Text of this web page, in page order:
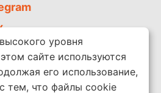
отзыв
уровня
сайте используются
его использование,
тем, что файлы cookie